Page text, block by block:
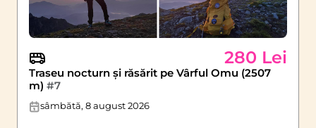
280 Lei
Traseu nocturn și răsărit pe Vârful Omu (2507
m) #7
sâmbătă, 8 august 2026